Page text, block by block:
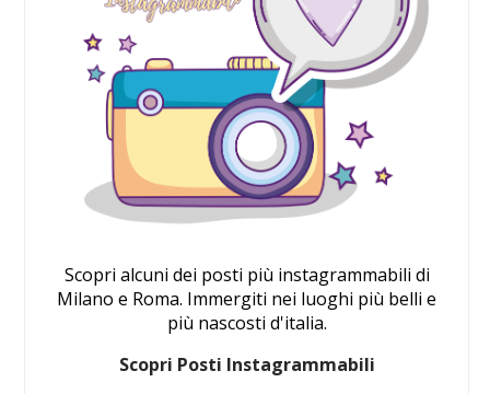
Scopri alcuni dei posti più instagrammabili di
Milano e Roma. Immergiti nei luoghi più belli e
più nascosti d'italia.
Scopri Posti Instagrammabili